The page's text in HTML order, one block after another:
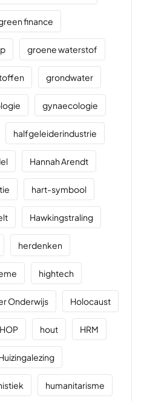
finance
groene waterstof
grondwater
gynaecologie
halfgeleiderindustrie
Hannah Arendt
hart-symbool
Hawkingstraling
herdenken
hightech
Onderwijs Holocaust
HOP hout HRM
humanitarisme